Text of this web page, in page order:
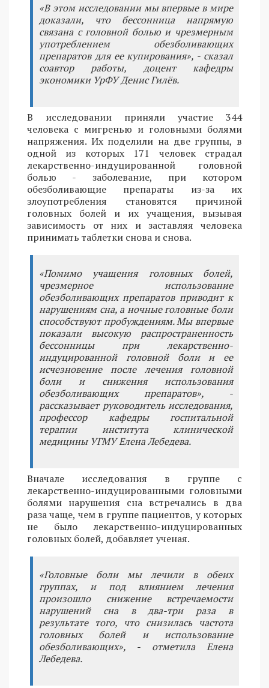
«В этом исследовании мы впервые в мире
доказали, что бессонница напрямую
связана с головной болью и чрезмерным
употреблением обезболивающих
препаратов для ее купирования», - сказал
соавтор работы, доцент кафедры
экономики УрФУ Денис Гилёв.
В исследовании приняли участие 344
человека с мигренью и головными болями
напряжения. Их поделили на две группы, в
одной из которых 171 человек страдал
лекарственно-индуцированной головной
болью - заболевание, при котором
обезболивающие препараты из-за их
злоупотребления становятся причиной
головных болей и их учащения, вызывая
зависимость от них и заставляя человека
принимать таблетки снова и снова.
«Помимо учащения головных болей,
чрезмерное использование
обезболивающих препаратов приводит к
нарушениям сна, а ночные головные боли
способствуют пробуждениям. Мы впервые
показали высокую распространенность
бессонницы при лекарственно-
индуцированной головной боли и ее
исчезновение после лечения головной
боли и снижения использования
обезболивающих препаратов», -
рассказывает руководитель исследования,
профессор кафедры госпитальной
терапии института клинической
медицины УГМУ Елена Лебедева.
Вначале исследования в группе с
лекарственно-индуцированными головными
болями нарушения сна встречались в два
раза чаще, чем в группе пациентов, у которых
не было лекарственно-индуцированных
головных болей, добавляет ученая.
«Головные боли мы лечили в обеих
группах, и под влиянием лечения
произошло снижение встречаемости
нарушений сна в два-три раза в
результате того, что снизилась частота
головных болей и использование
обезболивающих», - отметила Елена
Лебедева.